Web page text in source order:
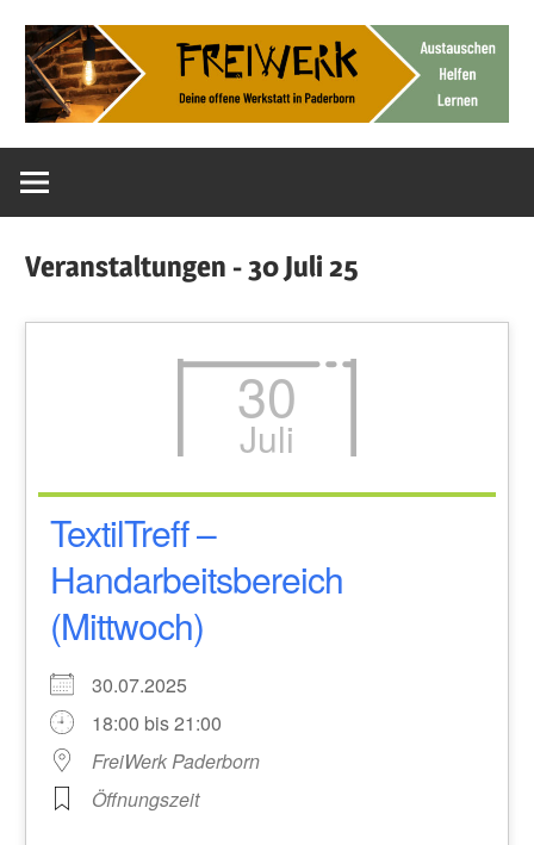
Inhalt
springen
FreiWerk
Paderborn
offene
Veranstaltungen - 30 Juli 25
30
Juli
TextilTreff –
Handarbeitsbereich
(Mittwoch)
30.07.2025
18:00 bis 21:00
FreiWerk Paderborn
Öffnungszeit